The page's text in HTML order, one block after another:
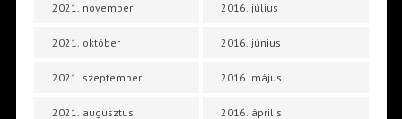
2021. november
2021. október
2021. szeptember
2021. augusztus
2016. július
2016. június
2016. május
2016. április